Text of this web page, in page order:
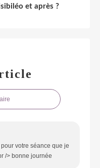
et après ?
votre séance que je
/> bonne journée